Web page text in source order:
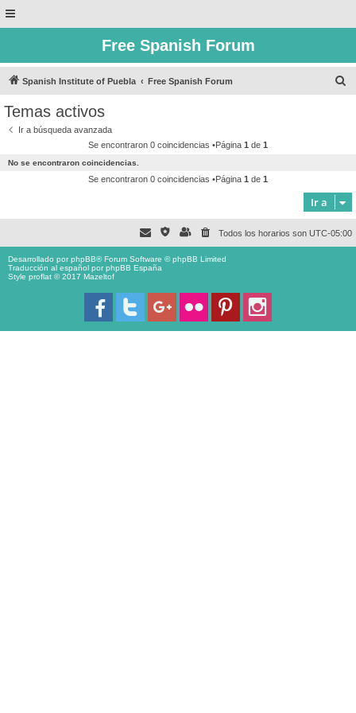
Free Spanish Forum
Spanish Institute of Puebla Free Spanish Forum
Temas activos
Ir a búsqueda avanzada
Se encontraron 0 coincidencias •Página 1 de 1
No se encontraron coincidencias.
Se encontraron 0 coincidencias •Página 1 de 1
Ir a
Todos los horarios son UTC-05:00
Desarrollado porphpBB® Forum Software © phpBB Limited
Traducción al español porphpBB España
Style proflat © 2017 Mazeltof